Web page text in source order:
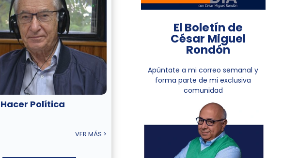
Hacer Política
VER MÁS >
El Boletín de
César Miguel
Rondón
Apúntate a mi correo semanal y
forma parte de mi exclusiva
comunidad